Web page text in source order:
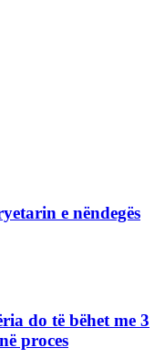
e nëndegës
do të bëhet me 3
proces